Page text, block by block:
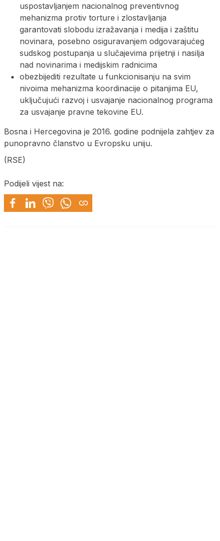
uspostavljanjem nacionalnog preventivnog
mehanizma protiv torture i zlostavljanja
garantovati slobodu izražavanja i medija i zaštitu
novinara, posebno osiguravanjem odgovarajućeg
sudskog postupanja u slučajevima prijetnji i nasilja
nad novinarima i medijskim radnicima
obezbijediti rezultate u funkcionisanju na svim
nivoima mehanizma koordinacije o pitanjima EU,
uključujući razvoj i usvajanje nacionalnog programa
za usvajanje pravne tekovine EU.
Bosna i Hercegovina je 2016. godine podnijela zahtjev za
punopravno članstvo u Evropsku uniju.
(RSE)
Podijeli vijest na: